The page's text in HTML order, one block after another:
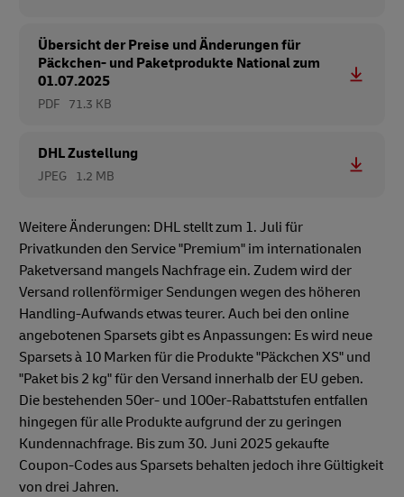
Übersicht der Preise und Änderungen für
Päckchen- und Paketprodukte National zum
01.07.2025
PDF 71.3 KB
DHL Zustellung
JPEG 1.2 MB
Weitere Änderungen: DHL stellt zum 1. Juli für
Privatkunden den Service "Premium" im internationalen
Paketversand mangels Nachfrage ein. Zudem wird der
Versand rollenförmiger Sendungen wegen des höheren
Handling-Aufwands etwas teurer. Auch bei den online
angebotenen Sparsets gibt es Anpassungen: Es wird neue
Sparsets à 10 Marken für die Produkte "Päckchen XS" und
"Paket bis 2 kg" für den Versand innerhalb der EU geben.
Die bestehenden 50er- und 100er-Rabattstufen entfallen
hingegen für alle Produkte aufgrund der zu geringen
Kundennachfrage. Bis zum 30. Juni 2025 gekaufte
Coupon-Codes aus Sparsets behalten jedoch ihre Gültigkeit
von drei Jahren.